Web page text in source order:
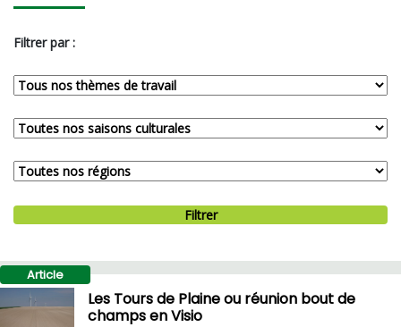
Filtrer par :
Filtrer
Article
Les Tours de Plaine ou réunion bout de
champs en Visio